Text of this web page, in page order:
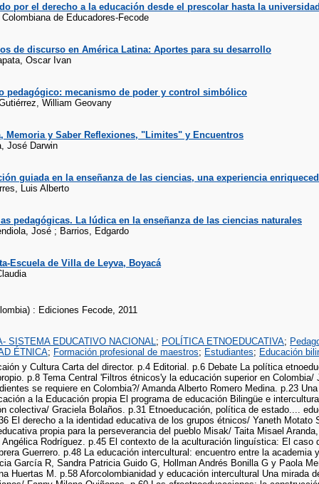
por el derecho a la educación desde el prescolar hasta la
de Educadores-Fecode
de discurso en América Latina: Aportes para su desarrollo
Oscar Ivan
pedagógico: mecanismo de poder y control simbólico
William Geovany
Memoria y Saber Reflexiones, "Limites" y Encuentros
José Darwin
guiada en la enseñanza de las ciencias, una experiencia
Luis Alberto
pedagógicas. La lúdica en la enseñanza de las ciencias naturales
José ; Barrios, Edgardo
Escuela de Villa de Leyva, Boyacá
: Ediciones Fecode, 2011
SISTEMA EDUCATIVO NACIONAL; POLÍTICA ETNOEDUCATIVA;
ÉTNICA; Formación profesional de maestros; Estudiantes; Educación
y Cultura Carta del director. p.4 Editorial. p.6 Debate La política
p.8 Tema Central 'Filtros étnicos'y la educación superior en
se requiere en Colombia?/ Amanda Alberto Romero Medina. p.23
a la Educación propia El programa de educación Bilingüe e
colectiva/ Graciela Bolaños. p.31 Etnoeducación, política de estado....
El derecho a la identidad educativa de los grupos étnicos/ Yaneth
propia para la perseverancia del pueblo Misak/ Taita Misael
Angélica Rodríguez. p.45 El contexto de la aculturación linguística: El
Guerrero. p.48 La educación intercultural: encuentro entre la
García R, Sandra Patricia Guido G, Hollman Andrés Bonilla G y Paola
Huertas M. p.58 Aforcolombianidad y educación intercultural Una mirada